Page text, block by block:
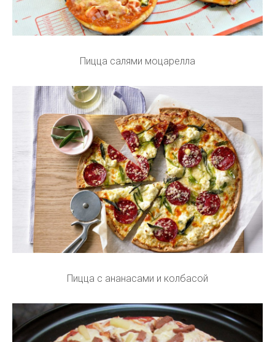
Пицца салями моцарелла
Пицца с ананасами и колбасой